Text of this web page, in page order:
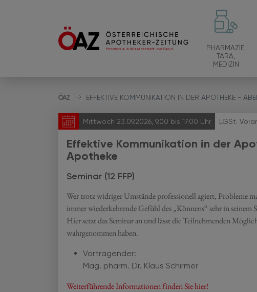
PHARMAZIE,
TARA,
MEDIZIN
EFFEKTIVE KOMMUNIKATION IN DER APOTHEKE -
Mittwoch 23.09.2026, 9.00 bis 17.00 Uhr LGSt.
Effektive Kommunikation in der
Apotheke
Seminar (12 FFP)
Wer trotz widriger Umstände professionell agiert, Probleme
immer wiederkehrende Gefühl des „Könnens“ sehr in
Hier setzt das Seminar an und lässt die Teilnehmenden
wahrgenommen haben.
Vortragender:
Mag. pharm. Dr. Klaus Schirmer
Weiterführende Informationen finden Sie hier!